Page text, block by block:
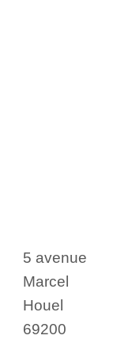
5 avenue
Marcel
Houel
69200